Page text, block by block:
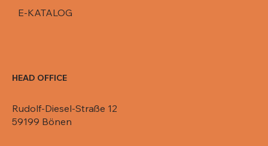
E-KATALOG
HEAD OFFICE
Rudolf-Diesel-Straße 12
59199 Bönen